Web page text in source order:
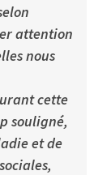
attention
nous
cette
souligné,
et de